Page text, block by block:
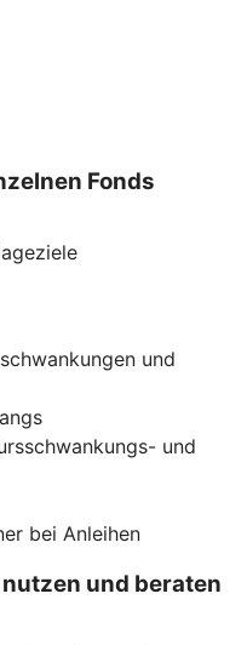
Fonds
und
und
bei Anleihen
und beraten